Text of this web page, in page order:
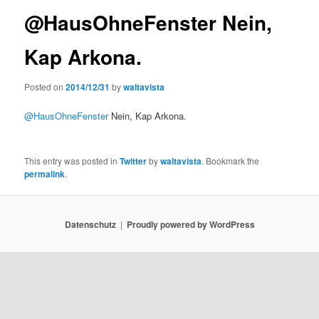
@HausOhneFenster Nein,
Kap Arkona.
Posted on2014/12/31 bywaltavista
@HausOhneFensterNein, Kap Arkona.
This entry was posted inTwitterbywaltavista. Bookmark the
permalink.
Datenschutz Proudly powered by WordPress